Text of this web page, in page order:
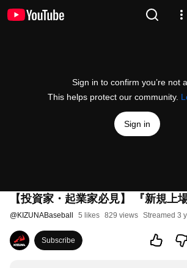
Sign in to confirm you’re not
This helps protect our community.
Sign in
【投資家・起業家必見】 『新規
@KIZUNABaseball 5 likes 829 views Streamed 3
Subscribe